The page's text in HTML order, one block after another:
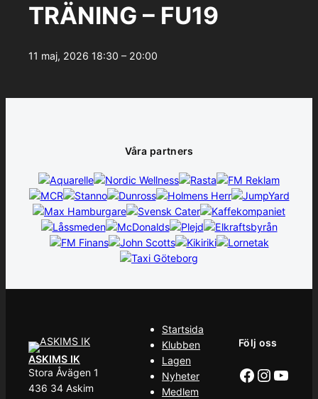
TRÄNING – FU19
11 maj, 2026 18:30 – 20:00
Våra partners
ASKIMS IK
Stora Åvägen 1
436 34 Askim
Startsida
Klubben
Lagen
Nyheter
Medlem
Följ oss
Facebook